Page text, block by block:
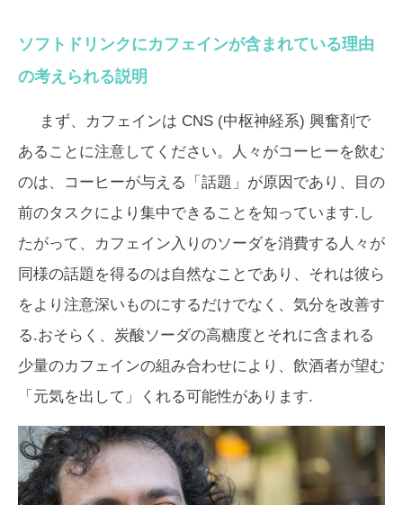
ソフトドリンクにカフェインが含まれている理由
の考えられる説明
まず、カフェインは CNS (中枢神経系) 興奮剤で
あることに注意してください。人々がコーヒーを飲む
のは、コーヒーが与える「話題」が原因であり、目の
前のタスクにより集中できることを知っています.し
たがって、カフェイン入りのソーダを消費する人々が
同様の話題を得るのは自然なことであり、それは彼ら
をより注意深いものにするだけでなく、気分を改善す
る.おそらく、炭酸ソーダの高糖度とそれに含まれる
少量のカフェインの組み合わせにより、飲酒者が望む
「元気を出して」くれる可能性があります.